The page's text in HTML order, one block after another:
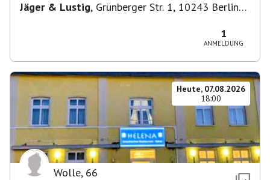
Jäger & Lustig, Grünberger Str. 1, 10243 Berlin-
1
ANMELDUNG
Heute, 07.08.2026
18:00
Wolle, 66